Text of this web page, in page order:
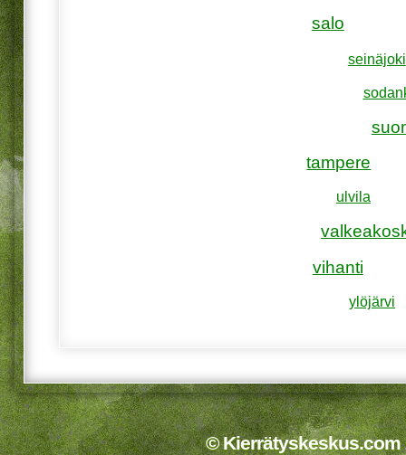
salo
seinäjoki
tampere
ulvila
vihanti
ylöjärvi
© Kierrätyskeskus.com